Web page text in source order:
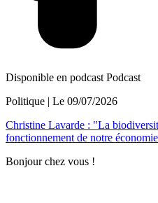
Disponible en podcast Podcast
Politique | Le 09/07/2026
Christine Lavarde : "La
fonctionnement de notre
Bonjour chez vous !